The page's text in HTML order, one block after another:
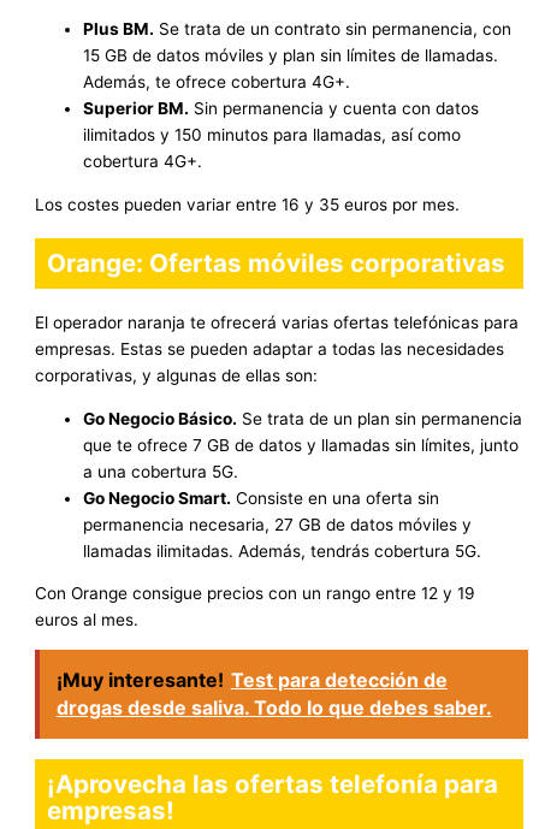
Plus BM. Se trata de un contrato sin permanencia, con
15 GB de datos móviles y plan sin límites de llamadas.
Además, te ofrece cobertura 4G+.
Superior BM. Sin permanencia y cuenta con datos
ilimitados y 150 minutos para llamadas, así como
cobertura 4G+.
Los costes pueden variar entre 16 y 35 euros por mes.
Orange: Ofertas móviles corporativas
El operador naranja te ofrecerá varias ofertas telefónicas para
empresas. Estas se pueden adaptar a todas las necesidades
corporativas, y algunas de ellas son:
Go Negocio Básico. Se trata de un plan sin permanencia
que te ofrece 7 GB de datos y llamadas sin límites, junto
a una cobertura 5G.
Go Negocio Smart. Consiste en una oferta sin
permanencia necesaria, 27 GB de datos móviles y
llamadas ilimitadas. Además, tendrás cobertura 5G.
Con Orange consigue precios con un rango entre 12 y 19
euros al mes.
¡Muy interesante! Test para detección de
drogas desde saliva. Todo lo que debes saber.
¡Aprovecha las ofertas telefonía para
empresas!